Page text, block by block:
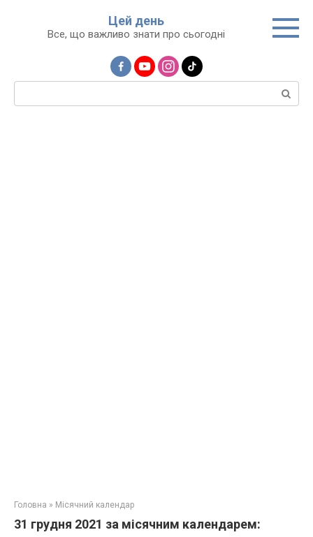
Цей день
Все, що важливо знати про сьогодні
Пошук:
Головна » Місячний календар
31 грудня 2021 за місячним календарем: